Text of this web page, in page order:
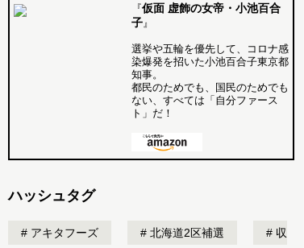
『仮面 虚飾の女帝・小池百合
子 』
選挙や五輪を優先して、コロナ感
染爆発を招いた小池百合子東京都
知事。
都民のためでも、国民のためでも
ない、すべては「自分ファース
ト」だ！
ハッシュタグ
アキタフーズ 北海道2区補選 収